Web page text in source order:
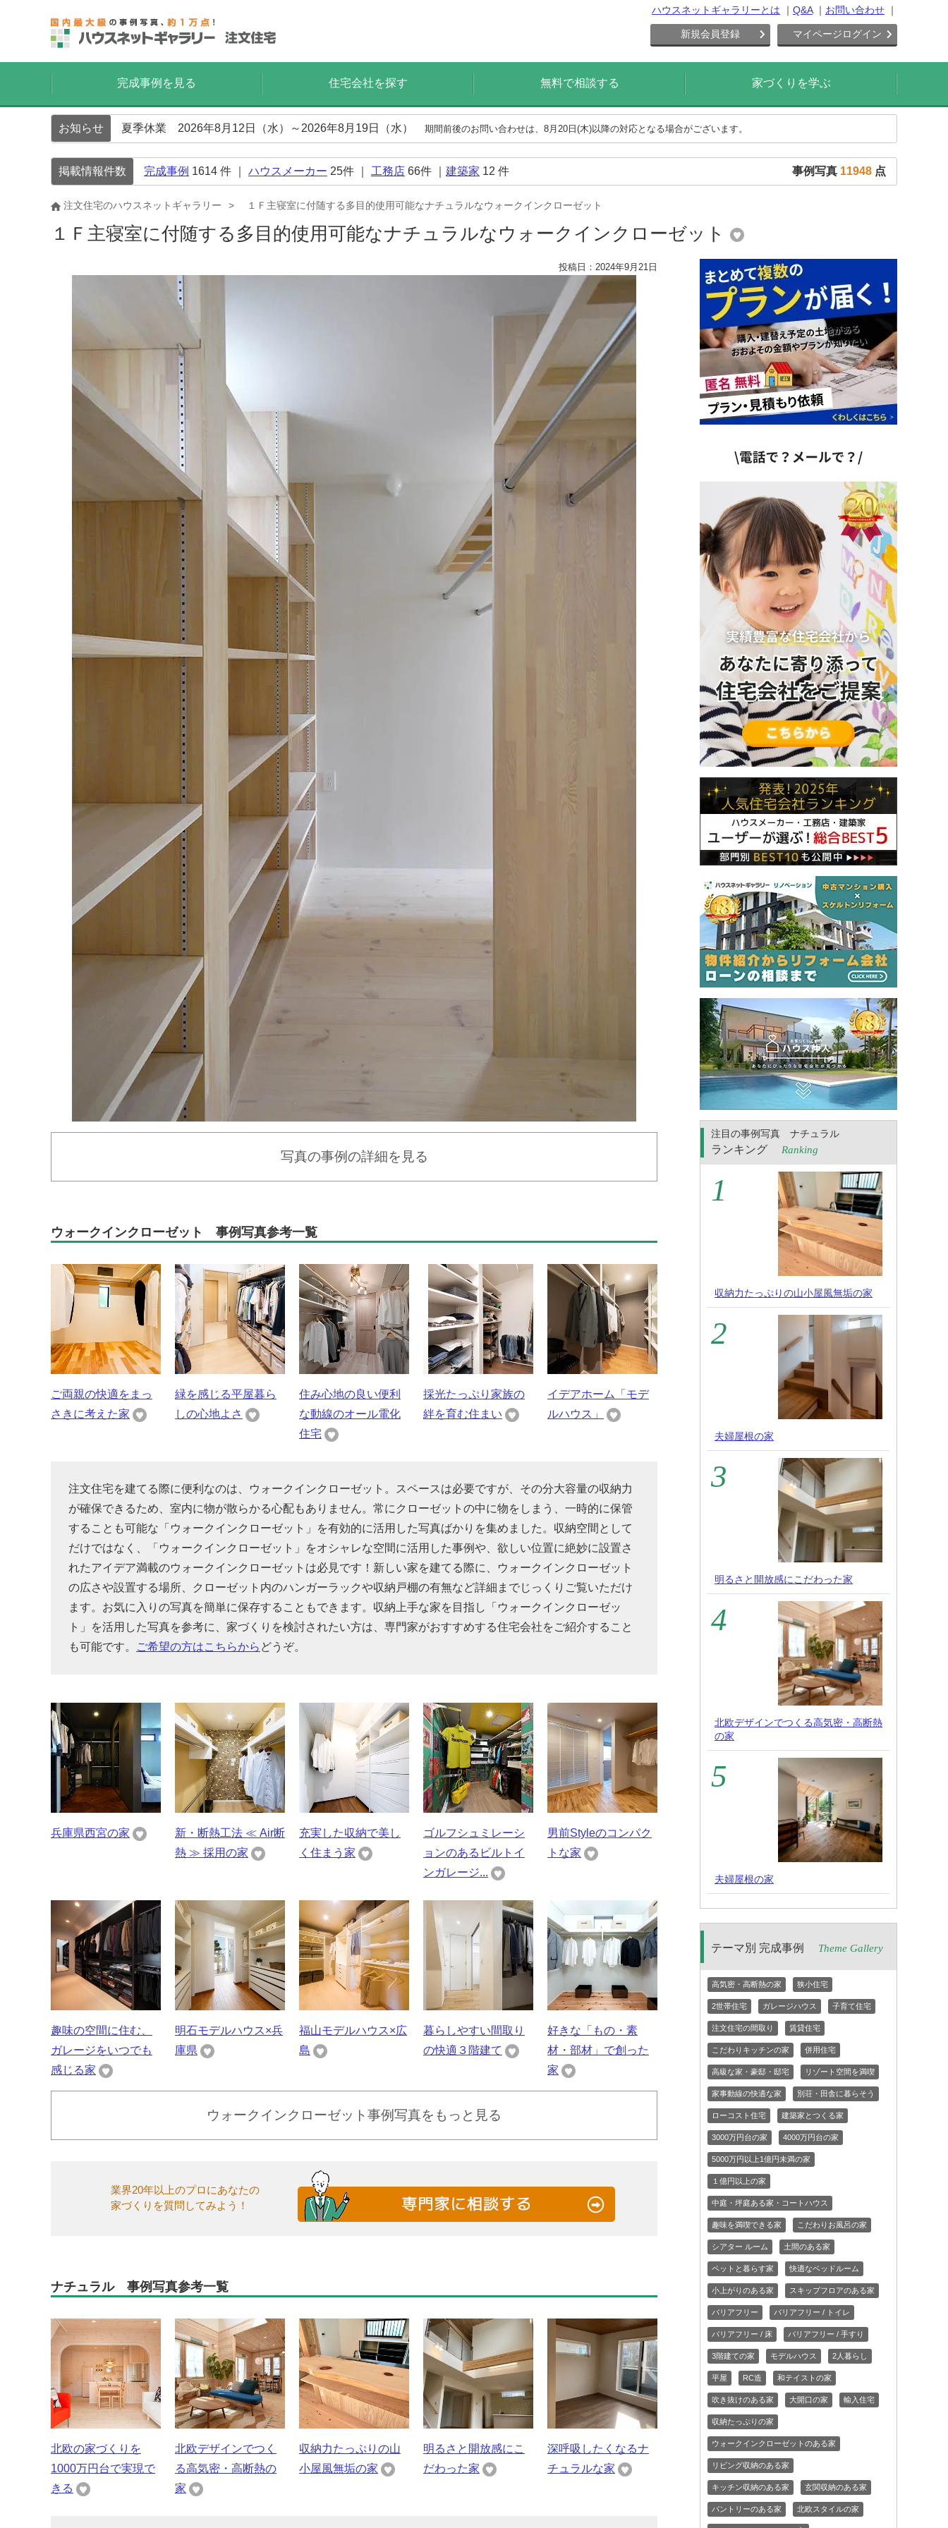
ハウスネットギャラリーとは Q&A お問い合わせ
新規会員登録 マイページログイン
完成事例を見る 住宅会社を探す 無料で相談する 家づくりを学ぶ
お知らせ 夏季休業 2026年8月12日（水）～2026年8月19日（水） 期間前後のお問い合わせは、8月20日(木)以降の対応となる場合がございます。
掲載情報件数 完成事例 1614 件 ｜ ハウスメーカー 25件 ｜ 工務店 66件 ｜ 建築家 12 件 事例写真 11948 点
注文住宅のハウスネットギャラリー １Ｆ主寝室に付随する多目的使用可能なナチュラルなウォークインクローゼット
１Ｆ主寝室に付随する多目的使用可能なナチュラルなウォークインクローゼット
投稿日：2024年9月21日
写真の事例の詳細を見る
ウォークインクローゼット 事例写真参考一覧
ご両親の快適をまっ
さきに考えた家
緑を感じる平屋暮ら
しの心地よさ
住み心地の良い便利
な動線のオール電化
住宅
採光たっぷり家族の
絆を育む住まい
イデアホーム「モデ
ルハウス」
注文住宅を建てる際に便利なのは、ウォークインクローゼット。スペースは必要ですが、その分大容量の収納力
が確保できるため、室内に物が散らかる心配もありません。常にクローゼットの中に物をしまう、一時的に保管
することも可能な「ウォークインクローゼット」を有効的に活用した写真ばかりを集めました。収納空間として
だけではなく、「ウォークインクローゼット」をオシャレな空間に活用した事例や、欲しい位置に絶妙に設置さ
れたアイデア満載のウォークインクローゼットは必見です！新しい家を建てる際に、ウォークインクローゼット
の広さや設置する場所、クローゼット内のハンガーラックや収納戸棚の有無など詳細までじっくりご覧いただけ
ます。お気に入りの写真を簡単に保存することもできます。収納上手な家を目指し「ウォークインクローゼッ
ト」を活用した写真を参考に、家づくりを検討されたい方は、専門家がおすすめする住宅会社をご紹介すること
も可能です。
ご希望の方はこちらから どうぞ。
兵庫県西宮の家
新・断熱工法 ≪ Air断
熱 ≫ 採用の家
充実した収納で美し
く住まう家
ゴルフシュミレーシ
ョンのあるビルトイ
ンガレージ...
男前Styleのコンパク
トな家
趣味の空間に住む、
ガレージをいつでも
感じる家
明石モデルハウス×兵
庫県
福山モデルハウス×広
島
暮らしやすい間取り
の快適３階建て
好きな「もの・素
材・部材」で創った
家
ウォークインクローゼット事例写真をもっと見る
業界20年以上のプロにあなたの
家づくりを質問してみよう！
ナチュラル 事例写真参考一覧
北欧の家づくりを
1000万円台で実現で
きる
北欧デザインでつく
る高気密・高断熱の
家
収納力たっぷりの山
小屋風無垢の家
明るさと開放感にこ
だわった家
深呼吸したくなるナ
チュラルな家
注目の事例写真 ナチュラル
ランキング Ranking
収納力たっぷりの山小屋風無垢の家
夫婦屋根の家
明るさと開放感にこだわった家
北欧デザインでつくる高気密・高断熱
の家
夫婦屋根の家
テーマ別 完成事例 Theme Gallery
高気密・高断熱の家 狭小住宅
2世帯住宅 ガレージハウス 子育て住宅
注文住宅の間取り 賃貸住宅
こだわりキッチンの家 併用住宅
高級な家・豪邸・邸宅 リゾート空間を満喫
家事動線の快適な家 別荘・田舎に暮らそう
ローコスト住宅 建築家とつくる家
3000万円台の家 4000万円台の家
5000万円以上1億円未満の家
１億円以上の家
中庭・坪庭ある家・コートハウス
趣味を満喫できる家 こだわりお風呂の家
シアター ルーム 土間のある家
ペットと暮らす家 快適なベッドルーム
小上がりのある家 スキップフロアのある家
バリアフリー バリアフリー / トイレ
バリアフリー / 床 バリアフリー / 手すり
3階建ての家 モデルハウス 2人暮らし
平屋 RC造 和テイストの家
吹き抜けのある家 大開口の家 輸入住宅
収納たっぷりの家
ウォークインクローゼットのある家
リビング収納のある家
キッチン収納のある家 玄関収納のある家
パントリーのある家 北欧スタイルの家